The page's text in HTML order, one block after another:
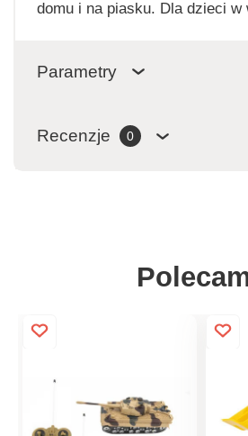
domu i na piasku. Dla dzieci w
Parametry
Recenzje 0